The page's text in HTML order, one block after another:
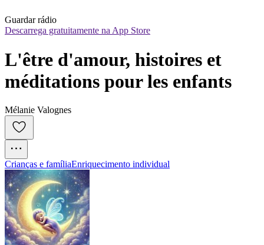
Guardar rádio
Descarrega gratuitamente na App Store
L'être d'amour, histoires et
méditations pour les enfants
Mélanie Valognes
Crianças e famíliaEnriquecimento individual